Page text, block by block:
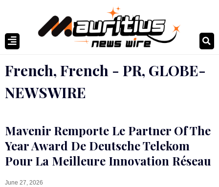
French, French - PR, GLOBE-
NEWSWIRE
Mavenir Remporte Le Partner Of The
Year Award De Deutsche Telekom
Pour La Meilleure Innovation Réseau
June 27, 2026